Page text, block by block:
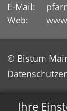
Ihre
E-Mail:
Web:
© Bistum